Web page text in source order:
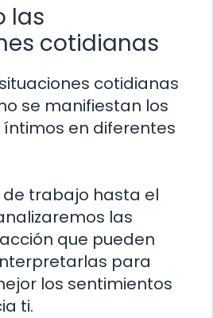
las
cotidianas
cotidianas
se manifiestan los
en diferentes
de trabajo hasta el
las
que pueden
para
los sentimientos
ti.